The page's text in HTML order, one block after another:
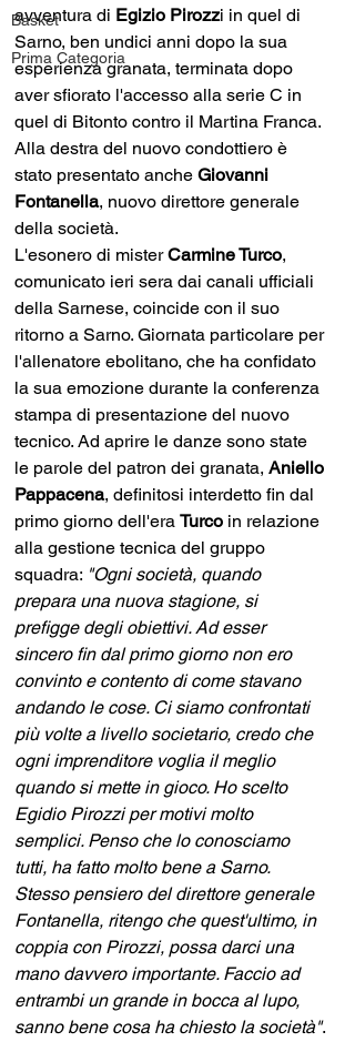
Basket
Prima Categoria
avventura di Egizio Pirozzi in quel di
Sarno, ben undici anni dopo la sua
esperienza granata, terminata dopo
aver sfiorato l'accesso alla serie C in
quel di Bitonto contro il Martina Franca.
Alla destra del nuovo condottiero è
stato presentato anche Giovanni
Fontanella, nuovo direttore generale
della società.
L'esonero di mister Carmine Turco,
comunicato ieri sera dai canali ufficiali
della Sarnese, coincide con il suo
ritorno a Sarno. Giornata particolare per
l'allenatore ebolitano, che ha confidato
la sua emozione durante la conferenza
stampa di presentazione del nuovo
tecnico. Ad aprire le danze sono state
le parole del patron dei granata, Aniello
Pappacena, definitosi interdetto fin dal
primo giorno dell'era Turco in relazione
alla gestione tecnica del gruppo
squadra: "Ogni società, quando
prepara una nuova stagione, si
prefigge degli obiettivi. Ad esser
sincero fin dal primo giorno non ero
convinto e contento di come stavano
andando le cose. Ci siamo confrontati
più volte a livello societario, credo che
ogni imprenditore voglia il meglio
quando si mette in gioco. Ho scelto
Egidio Pirozzi per motivi molto
semplici. Penso che lo conosciamo
tutti, ha fatto molto bene a Sarno.
Stesso pensiero del direttore generale
Fontanella, ritengo che quest'ultimo, in
coppia con Pirozzi, possa darci una
mano davvero importante. Faccio ad
entrambi un grande in bocca al lupo,
sanno bene cosa ha chiesto la società".